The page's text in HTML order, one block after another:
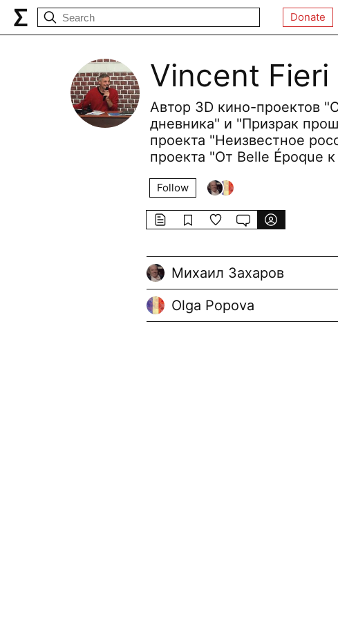
Donate
Vincent Fieri
Автор 3D кино-проектов
дневника" и "Призрак
проекта "Неизвестное
проекта "От Belle Époque
Follow
Михаил Захаров
Olga Popova